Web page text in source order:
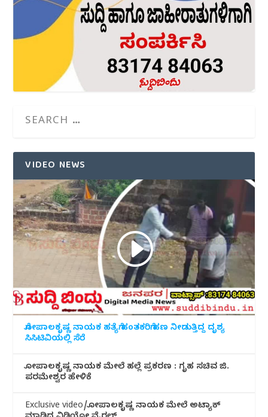
VIDEO NEWS
ಗೋಪಾಲಕೃಷ್ಣ ನಾಯಕ ಹತ್ಯೆಗೆ ಹಂತಕರಿಗೆ ಹಣ ನೀಡುತ್ತಿದ್ದ ದೃಶ್ಯ
ಸಿಸಿಟಿವಿಯಲ್ಲಿ ಸೆರೆ
ಗೋಪಾಲಕೃಷ್ಣ ನಾಯಕ ಮೇಲೆ ಹಲ್ಲೆ ಪ್ರಕರಣ : ಗೃಹ ಸಚಿವ ಜಿ.
ಪರಮೇಶ್ವರ ಹೇಳಿಕೆ
Exclusive video/ಗೋಪಾಲಕೃಷ್ಣ ನಾಯಕ ಮೇಲೆ ಅಟ್ಯಾಕ್